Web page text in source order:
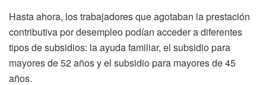
Hasta ahora, los trabajadores que agotaban la prestación
contributiva por desempleo podían acceder a diferentes
tipos de subsidios: la ayuda familiar, el subsidio para
mayores de 52 años y el subsidio para mayores de 45
años.